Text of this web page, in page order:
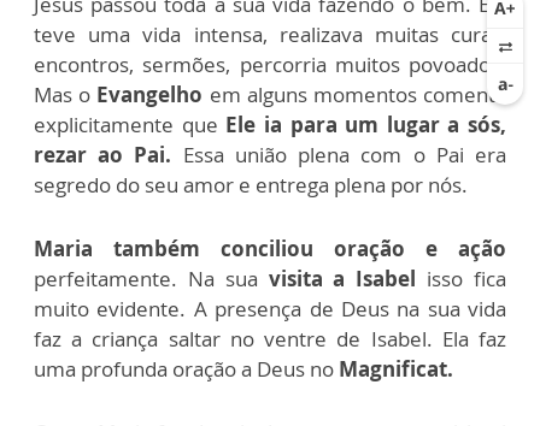
teve uma vida intensa, realizava muitas curas,
encontros, sermões, percorria muitos povoados.
Mas o Evangelho em alguns momentos comenta
explicitamente que Ele ia para um lugar a sós,
rezar ao Pai. Essa união plena com o Pai era
segredo do seu amor e entrega plena por nós.
Maria também conciliou oração e ação
perfeitamente. Na sua visita a Isabel isso fica
muito evidente. A presença de Deus na sua vida
faz a criança saltar no ventre de Isabel. Ela faz
uma profunda oração a Deus no Magnificat.